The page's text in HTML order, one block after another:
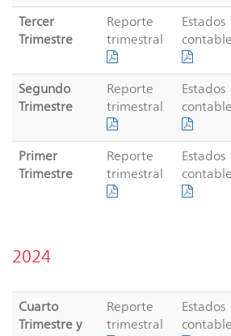
Tercer
Trimestre
Reporte
trimestral
Estados
Segundo
Trimestre
Reporte
trimestral
Estados
Primer
Trimestre
Reporte
trimestral
Estados
2024
Cuarto
Trimestre y
Reporte
trimestral
Estados